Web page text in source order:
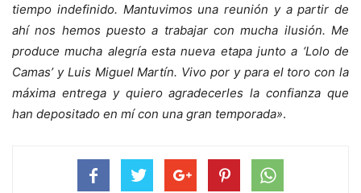
tiempo indefinido. Mantuvimos una reunión y a partir de
ahí nos hemos puesto a trabajar con mucha ilusión. Me
produce mucha alegría esta nueva etapa junto a ‘Lolo de
Camas’ y Luis Miguel Martín. Vivo por y para el toro con la
máxima entrega y quiero agradecerles la confianza que
han depositado en mí con una gran temporada».